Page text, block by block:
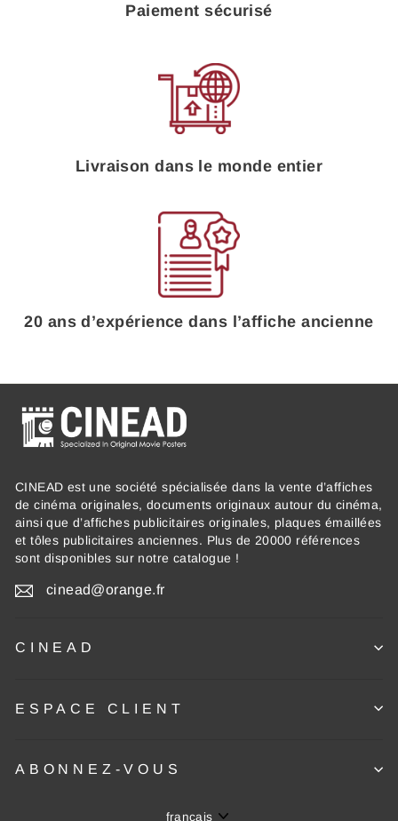
Paiement sécurisé
Livraison dans le monde entier
20 ans d’expérience dans l’affiche ancienne
CINEAD est une société spécialisée dans la vente d’affiches
de cinéma originales, documents originaux autour du cinéma,
ainsi que d’affiches publicitaires originales, plaques émaillées
et tôles publicitaires anciennes. Plus de 20000 références
sont disponibles sur notre catalogue !
cinead@orange.fr
CINEAD
ESPACE CLIENT
ABONNEZ-VOUS
français